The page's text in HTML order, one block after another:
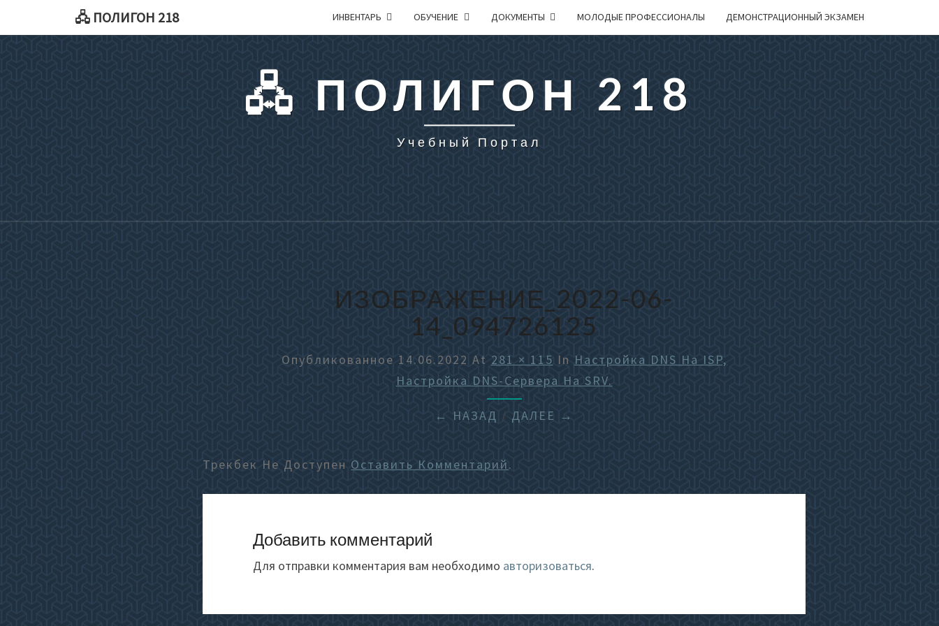
🖧 ПОЛИГОН 218 ИНВЕНТАРЬ ОБУЧЕНИЕ ДОКУМЕНТЫ МОЛОДЫЕ ПРОФЕССИОНАЛЫ ДЕМОНСТРАЦИОННЫЙ ЭКЗАМЕН
🖧 ПОЛИГОН 218
Учебный Портал
ИЗОБРАЖЕНИЕ_2022-06-
14_094726125
Опубликованное 14.06.2022 At 281 × 115 In Настройка DNS На ISP,
Настройка DNS-Сервера На SRV.
← НАЗАД / ДАЛЕЕ →
Трекбек Не Доступен Оставить Комментарий.
Добавить комментарий
Для отправки комментария вам необходимо авторизоваться.